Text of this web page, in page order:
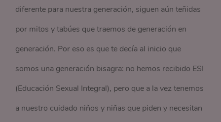
diferente para nuestra generación, siguen aún teñidas
por mitos y tabúes que traemos de generación en
generación. Por eso es que te decía al inicio que
somos una generación bisagra: no hemos recibido ESI
(Educación Sexual Integral), pero que a la vez tenemos
a nuestro cuidado niños y niñas que piden y necesitan